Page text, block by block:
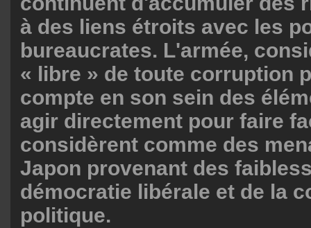
à des liens étroits avec les
bureaucrates. L'armée,
« libre » de toute corruption
compte en son sein des
agir directement pour faire
considèrent comme des
Japon provenant des
démocratie libérale et de la
politique.